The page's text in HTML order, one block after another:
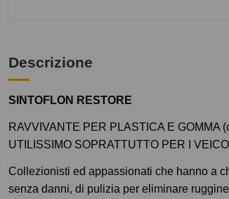
Descrizione
SINTOFLON RESTORE
RAVVIVANTE PER PLASTICA E GOMMA
UTILISSIMO SOPRATTUTTO PER I
Collezionisti ed appassionati che hanno a
senza danni, di pulizia per eliminare